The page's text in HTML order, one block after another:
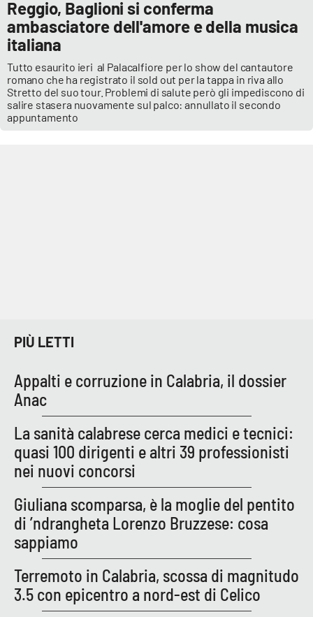
Reggio, Baglioni si conferma
ambasciatore dell'amore e della musica
italiana
Tutto esaurito ieri al Palacalfiore per lo show del cantautore
romano che ha registrato il sold out per la tappa in riva allo
Stretto del suo tour. Problemi di salute però gli impediscono di
salire stasera nuovamente sul palco: annullato il secondo
appuntamento
PIÙ LETTI
Appalti e corruzione in Calabria, il dossier
Anac
La sanità calabrese cerca medici e tecnici:
quasi 100 dirigenti e altri 39 professionisti
nei nuovi concorsi
Giuliana scomparsa, è la moglie del pentito
di ’ndrangheta Lorenzo Bruzzese: cosa
sappiamo
Terremoto in Calabria, scossa di magnitudo
3.5 con epicentro a nord-est di Celico